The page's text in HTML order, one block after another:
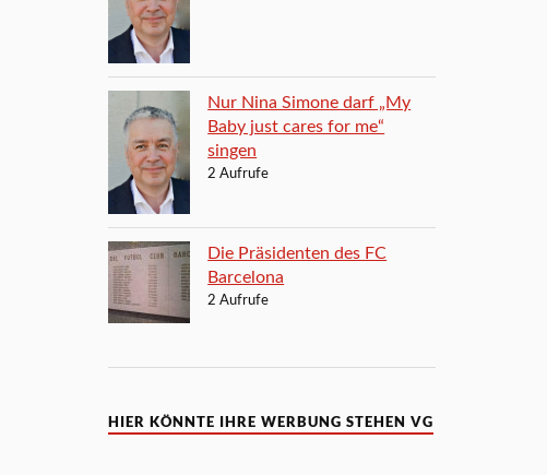
Nur Nina Simone darf „My
Baby just cares for me“
singen
2 Aufrufe
Die Präsidenten des FC
Barcelona
2 Aufrufe
HIER KÖNNTE IHRE WERBUNG STEHEN VG